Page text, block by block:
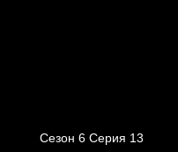
Сезон 6 Серия 13